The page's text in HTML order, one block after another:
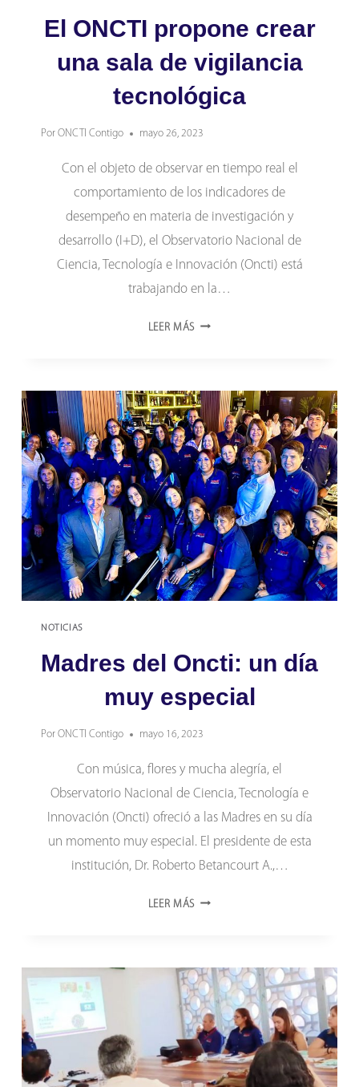
El ONCTI propone crear
una sala de vigilancia
tecnológica
Por ONCTI Contigo mayo 26, 2023
Con el objeto de observar en tiempo real el
comportamiento de los indicadores de
desempeño en materia de investigación y
desarrollo (I+D), el Observatorio Nacional de
Ciencia, Tecnología e Innovación (Oncti) está
trabajando en la…
LEER MÁS EL
UNA
SALA
DE
VIGILANCIA
TECNOLÓGICA
NOTICIAS
Madres del Oncti: un día
muy especial
Por ONCTI Contigo mayo 16, 2023
Con música, flores y mucha alegría, el
Observatorio Nacional de Ciencia, Tecnología e
Innovación (Oncti) ofreció a las Madres en su día
un momento muy especial. El presidente de esta
institución, Dr. Roberto Betancourt A.,…
LEER MÁS MADRES
DÍA
MUY
ESPECIAL